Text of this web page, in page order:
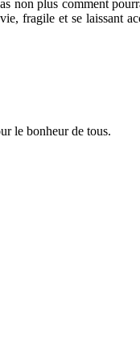
non plus comment
fragile et se laissant
le bonheur de tous.